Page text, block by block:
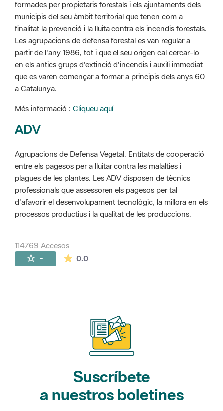
formades per propietaris forestals i els ajuntaments dels
municipis del seu àmbit territorial que tenen com a
finalitat la prevenció i la lluita contra els incendis forestals.
Les agrupacions de defensa forestal es van regular a
partir de l'any 1986, tot i que el seu origen cal cercar-lo
en els antics grups d'extinció d'incendis i auxili immediat
que es varen començar a formar a principis dels anys 60
a Catalunya.
Més informació : Cliqueu aquí
ADV
Agrupacions de Defensa Vegetal. Entitats de cooperació
entre els pagesos per a lluitar contra les malalties i
plagues de les plantes. Les ADV disposen de tècnics
professionals que assessoren els pagesos per tal
d'afavorir el desenvolupament tecnològic, la millora en els
processos productius i la qualitat de les produccions.
114769 Accesos
- 0.0La valoración media es de 0 estrellas de
Suscríbete
a nuestros boletines